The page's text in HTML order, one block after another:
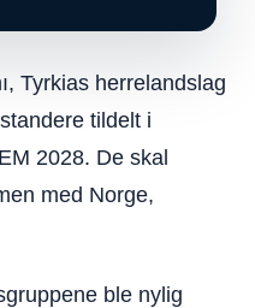
Tyrkias herrelandslag
tildelt i
2028. De skal
med Norge,
ble nylig